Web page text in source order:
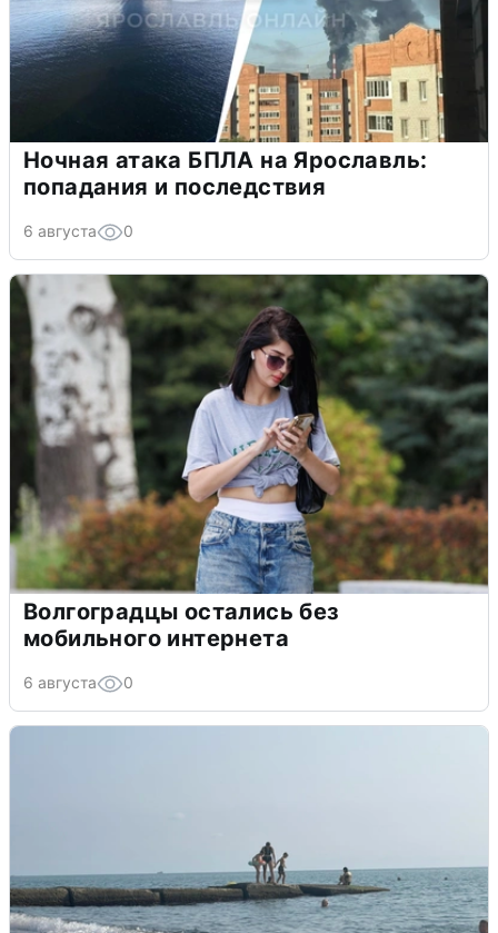
Ночная атака БПЛА на Ярославль:
попадания и последствия
6 августа 0
Волгоградцы остались без
мобильного интернета
6 августа 0